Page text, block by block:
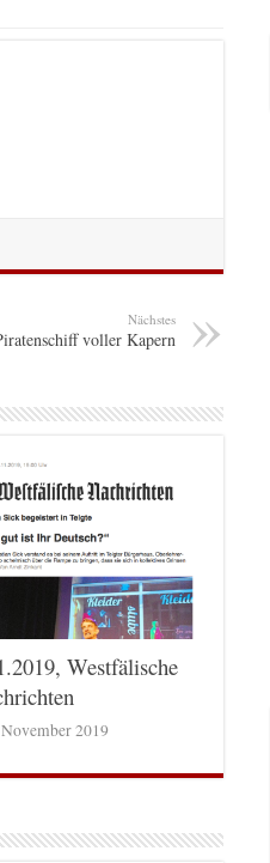
Nächstes
voller Kapern
Westfälische
November 2019